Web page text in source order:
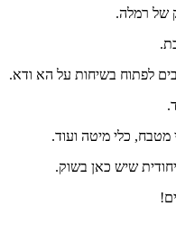
של רמלה.
לפתוח בשיחות על הא ודא.
כלי מיטה ועוד.
שיש כאן בשוק.